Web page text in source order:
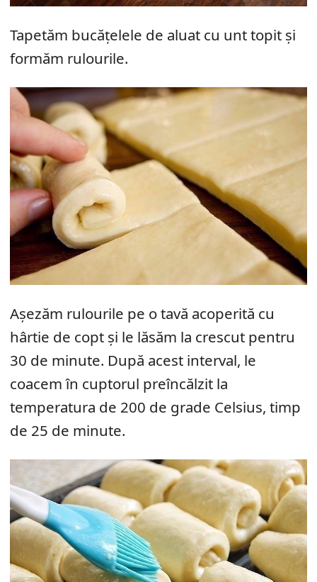
Tapetăm bucățelele de aluat cu unt topit și
formăm rulourile.
Așezăm rulourile pe o tavă acoperită cu
hârtie de copt și le lăsăm la crescut pentru
30 de minute. După acest interval, le
coacem în cuptorul preîncălzit la
temperatura de 200 de grade Celsius, timp
de 25 de minute.